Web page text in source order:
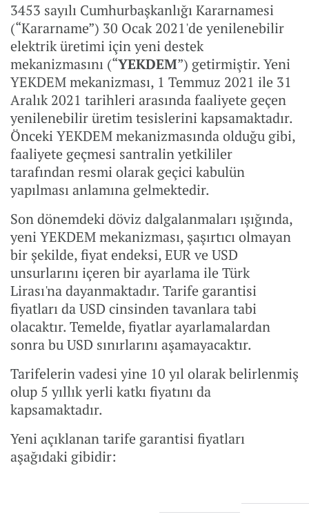
3453 sayılı Cumhurbaşkanlığı Kararnamesi
(“Kararname”) 30 Ocak 2021'de yenilenebilir
elektrik üretimi için yeni destek
mekanizmasını (“YEKDEM”) getirmiştir. Yeni
YEKDEM mekanizması, 1 Temmuz 2021 ile 31
Aralık 2021 tarihleri arasında faaliyete geçen
yenilenebilir üretim tesislerini kapsamaktadır.
Önceki YEKDEM mekanizmasında olduğu gibi,
faaliyete geçmesi santralin yetkililer
tarafından resmi olarak geçici kabulün
yapılması anlamına gelmektedir.
Son dönemdeki döviz dalgalanmaları ışığında,
yeni YEKDEM mekanizması, şaşırtıcı olmayan
bir şekilde, fiyat endeksi, EUR ve USD
unsurlarını içeren bir ayarlama ile Türk
Lirası'na dayanmaktadır. Tarife garantisi
fiyatları da USD cinsinden tavanlara tabi
olacaktır. Temelde, fiyatlar ayarlamalardan
sonra bu USD sınırlarını aşamayacaktır.
Tarifelerin vadesi yine 10 yıl olarak belirlenmiş
olup 5 yıllık yerli katkı fiyatını da
kapsamaktadır.
Yeni açıklanan tarife garantisi fiyatları
aşağıdaki gibidir: